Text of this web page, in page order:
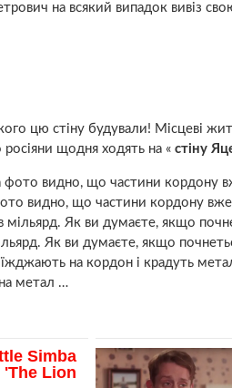
на всякий випадок вивіз
цю стіну будували! Місцеві
росіяни щодня ходять на « стіну
видно, що частини кордону
Як ви думаєте, якщо
на кордон і крадуть
метал …